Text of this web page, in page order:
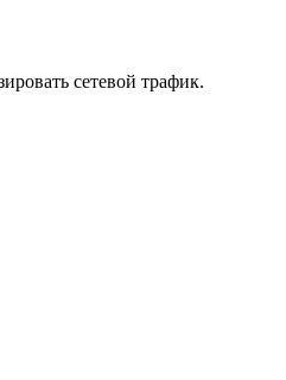
сетевой трафик.